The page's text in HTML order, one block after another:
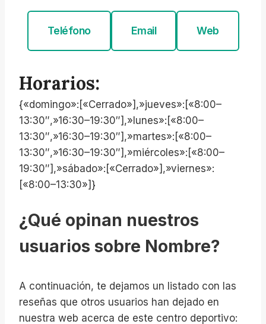
Teléfono Email Web
Horarios:
{«domingo»:[«Cerrado»],»jueves»:[«8:00–
13:30″,»16:30–19:30″],»lunes»:[«8:00–
13:30″,»16:30–19:30″],»martes»:[«8:00–
13:30″,»16:30–19:30″],»miércoles»:[«8:00–
19:30″],»sábado»:[«Cerrado»],»viernes»:
[«8:00–13:30»]}
¿Qué opinan nuestros
usuarios sobre Nombre?
A continuación, te dejamos un listado con las
reseñas que otros usuarios han dejado en
nuestra web acerca de este centro deportivo: